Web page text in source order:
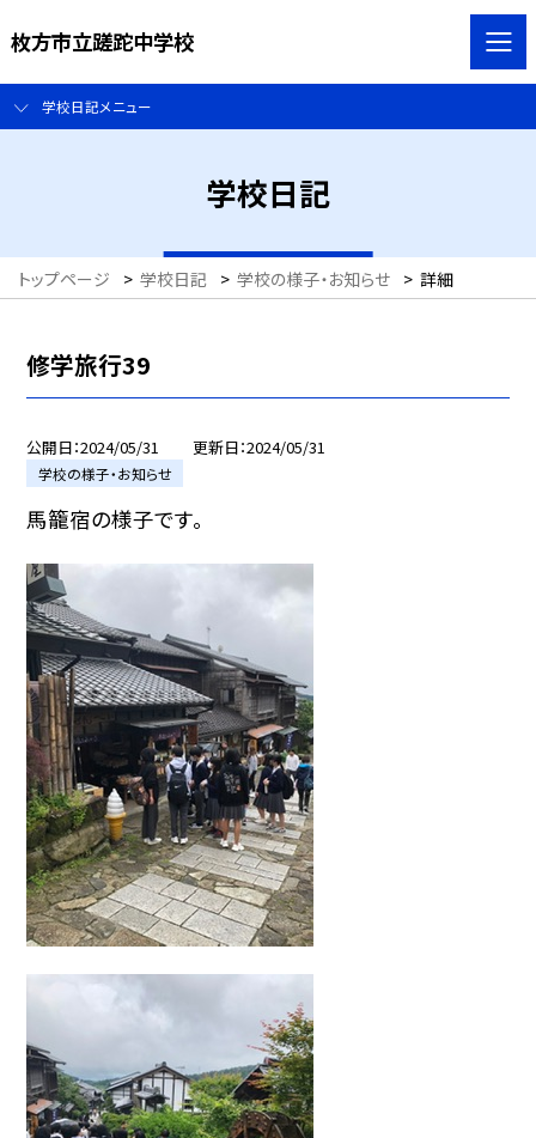
枚方市立蹉跎中学校
学校日記メニュー
学校日記
トップページ > 学校日記 > 学校の様子・お知らせ > 詳細
修学旅行39
公開日 2024/05/31 更新日 2024/05/31
学校の様子・お知らせ
馬籠宿の様子です。